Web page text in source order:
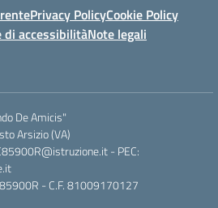
Privacy PolicyCookie Policy
di accessibilitàNote legali
De Amicis"
Arsizio (VA)
- PEC:
- C.F. 81009170127